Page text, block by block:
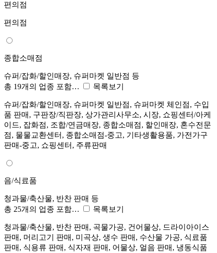
편의점
편의점
종합소매점
슈퍼/잡화/할인매장, 슈퍼마켓 일반점 등
총 19개의 업종 포함…
목록보기
슈퍼/잡화/할인매장, 슈퍼마켓 일반점, 슈퍼마켓 체인점, 수입
품 판매, 구판장/직판장, 상가관리사무소, 시장, 쇼핑센터/아케
이드, 잡화점, 조합/연금매장, 종합소매점, 할인매장, 혼수전문
점, 물물교환센터, 종합소매점-중고, 기타생활용품, 가전가구
판매-중고, 쇼핑센터, 주류판매
음/식료품
청과물/축산물, 반찬 판매 등
총 25개의 업종 포함…
목록보기
청과물/축산물, 반찬 판매, 곡물가공, 건어물상, 드라이아이스
판매, 머리고기 판매, 미곡상, 생수 판매, 수산물 가공, 식료품
판매, 식용류 판매, 식자재 판매, 어물상, 얼음 판매, 냉동식품